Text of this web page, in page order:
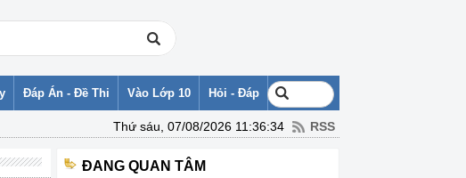
Đáp Án - Đề Thi Vào Lớp 10 Hỏi - Đáp
Thứ sáu, 07/08/2026 11:36:34 RSS
ĐANG QUAN TÂM